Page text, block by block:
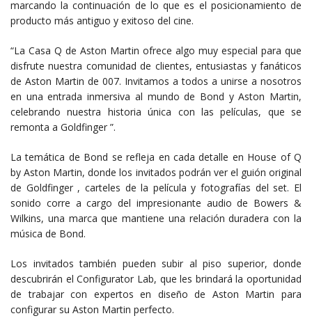
marcando la continuación de lo que es el posicionamiento de
producto más antiguo y exitoso del cine.
“La Casa Q de Aston Martin ofrece algo muy especial para que
disfrute nuestra comunidad de clientes, entusiastas y fanáticos
de Aston Martin de 007. Invitamos a todos a unirse a nosotros
en una entrada inmersiva al mundo de Bond y Aston Martin,
celebrando nuestra historia única con las películas, que se
remonta a Goldfinger ”.
La temática de Bond se refleja en cada detalle en House of Q
by Aston Martin, donde los invitados podrán ver el guión original
de Goldfinger , carteles de la película y fotografías del set. El
sonido corre a cargo del impresionante audio de Bowers &
Wilkins, una marca que mantiene una relación duradera con la
música de Bond.
Los invitados también pueden subir al piso superior, donde
descubrirán el Configurator Lab, que les brindará la oportunidad
de trabajar con expertos en diseño de Aston Martin para
configurar su Aston Martin perfecto.